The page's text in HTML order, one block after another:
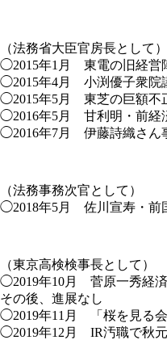
（法務省大臣官房長として）
◯2015年1月 東電の旧経営
◯2015年4月 小渕優子衆院
◯2015年5月 東芝の巨額不
◯2016年5月 甘利明・前経
◯2016年7月 伊藤詩織さん
（法務事務次官として）
◯2018年5月 佐川宣寿・前
（東京高検検事長として）
◯2019年10月 菅原一秀経済
その後、進展なし
◯2019年11月 「桜を見る
◯2019年12月 IR汚職で秋